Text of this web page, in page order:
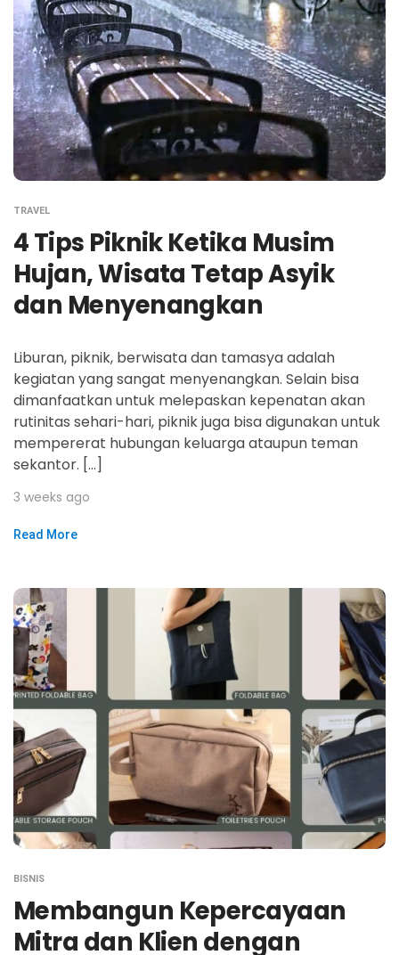
TRAVEL
4 Tips Piknik Ketika Musim
Hujan, Wisata Tetap Asyik
dan Menyenangkan
Liburan, piknik, berwisata dan tamasya adalah
kegiatan yang sangat menyenangkan. Selain bisa
dimanfaatkan untuk melepaskan kepenatan akan
rutinitas sehari-hari, piknik juga bisa digunakan untuk
mempererat hubungan keluarga ataupun teman
sekantor. […]
3 weeks ago
Read More
BISNIS
Membangun Kepercayaan
Mitra dan Klien dengan